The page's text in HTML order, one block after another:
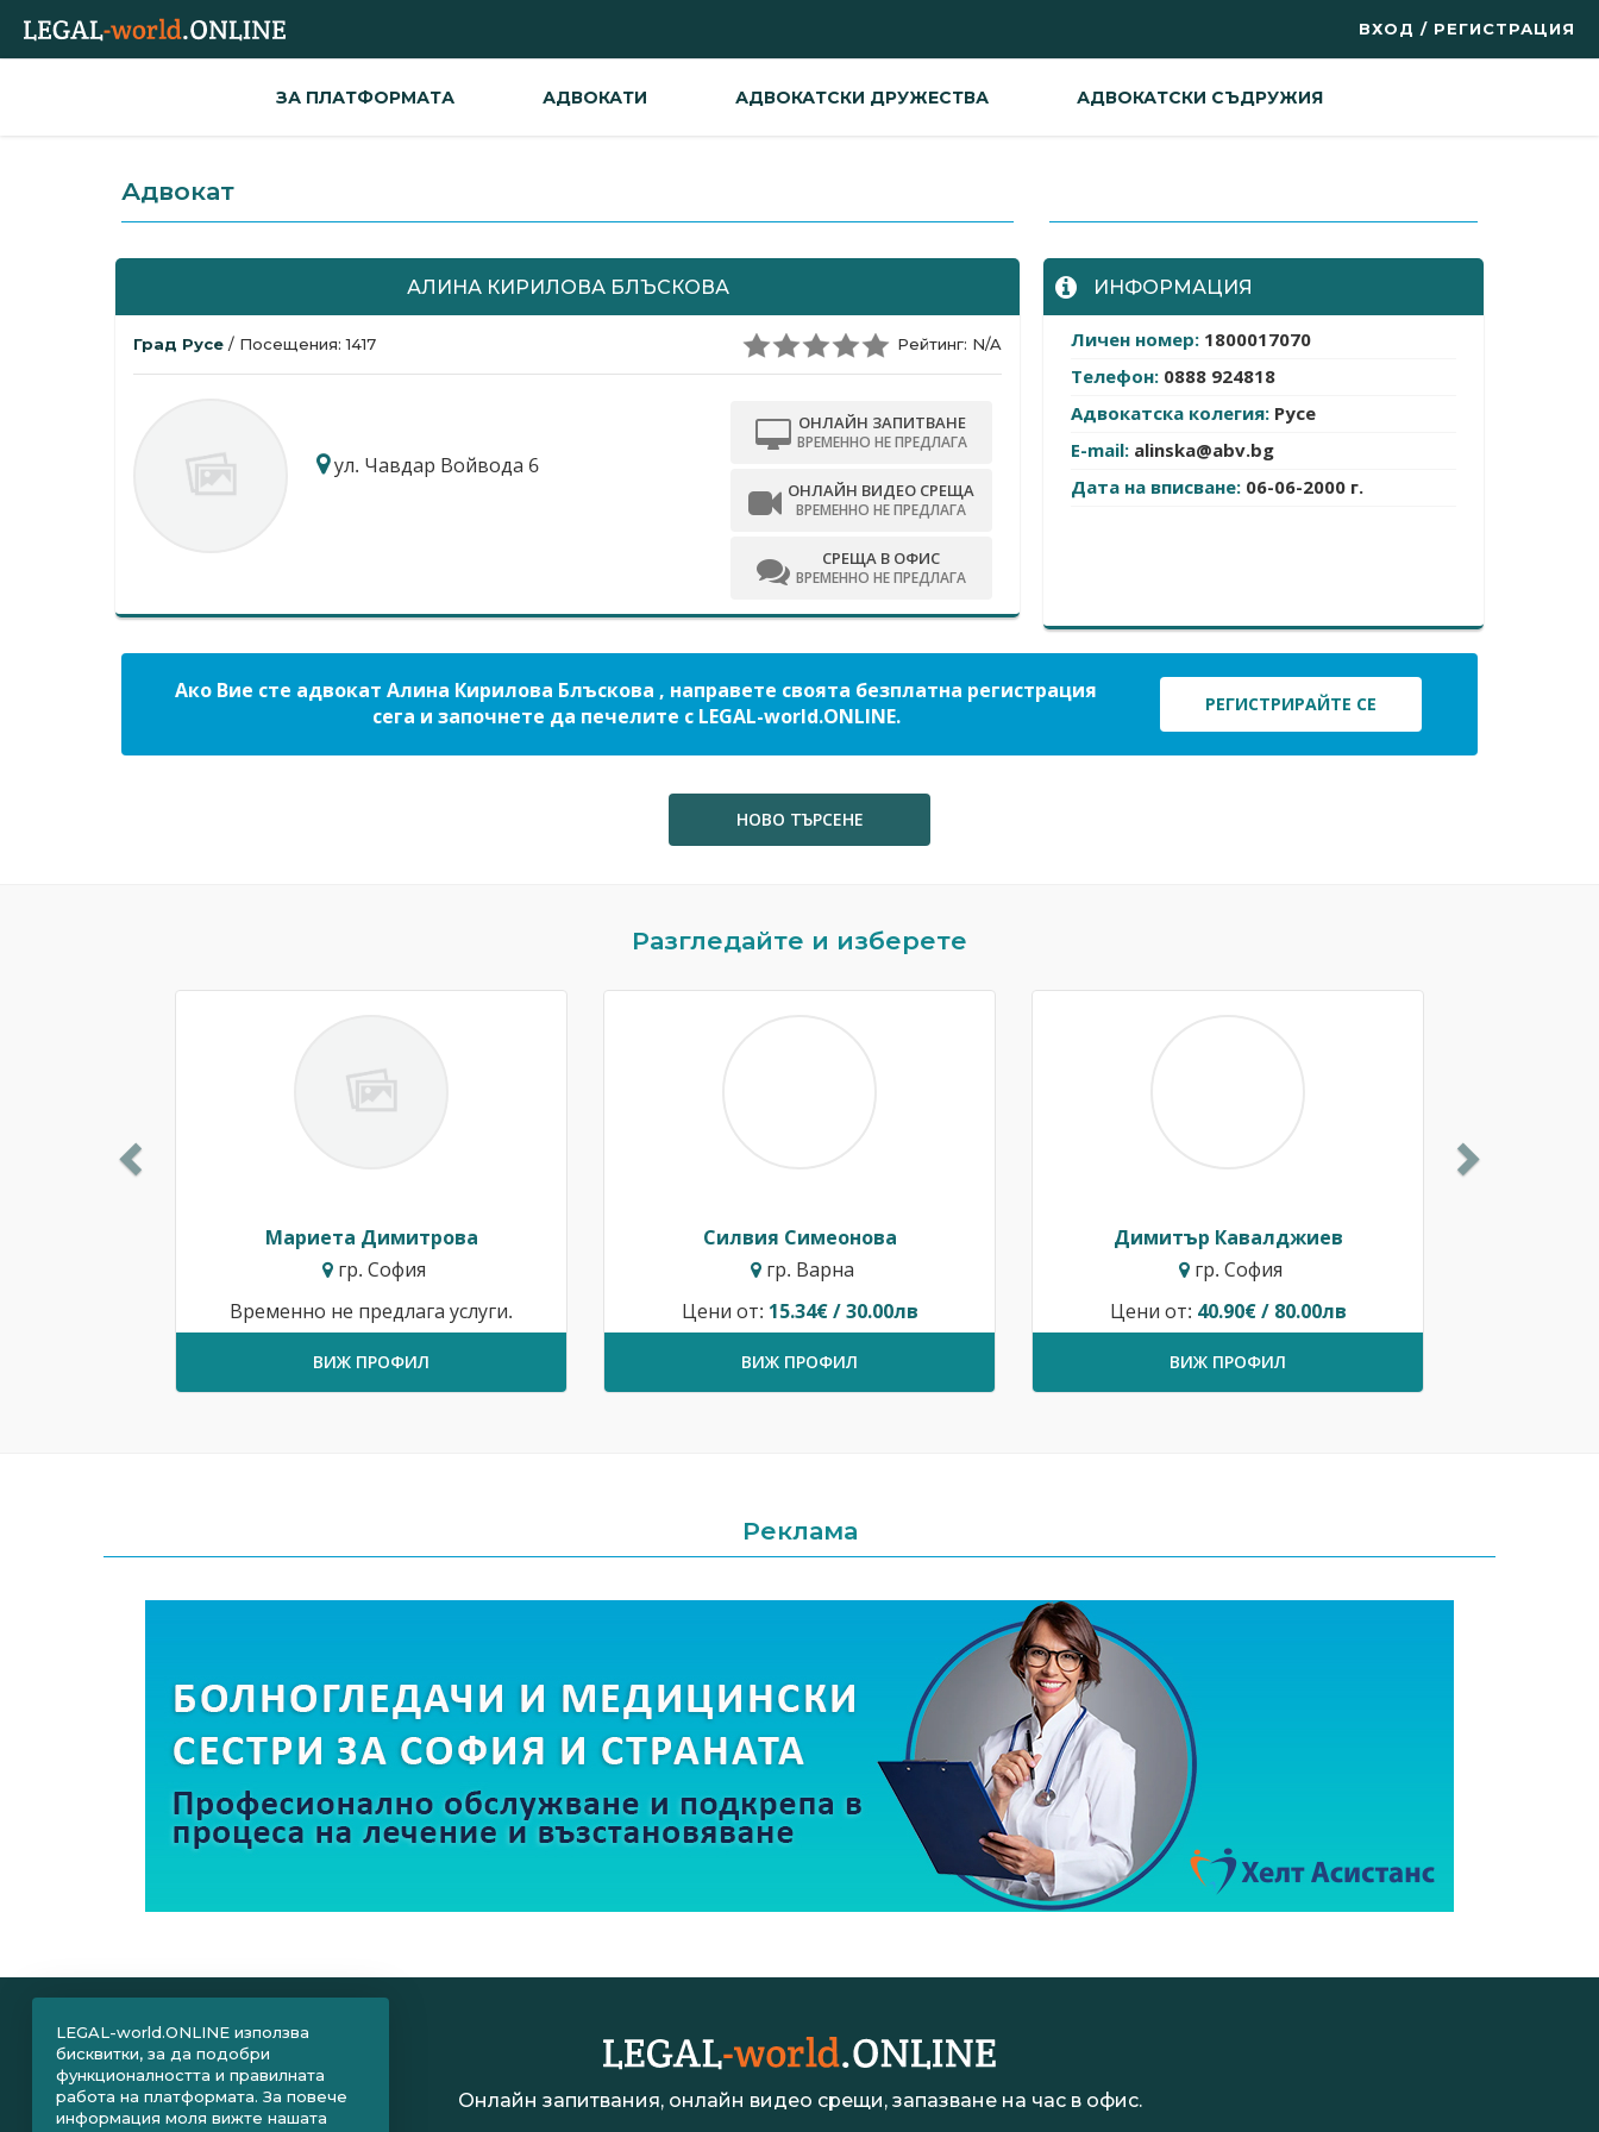
ВХОД / РЕГИСТРАЦИЯ
ЗА ПЛАТФОРМАТА АДВОКАТИ АДВОКАТСКИ ДРУЖЕСТВА АДВОКАТСКИ СЪДРУЖИЯ
Адвокат
АЛИНА КИРИЛОВА БЛЪСКОВА
Град Русе / Посещения: 1417 Рейтинг: N/A
ул. Чавдар Войвода 6
ОНЛАЙН ЗАПИТВАНЕ
ВРЕМЕННО НЕ ПРЕДЛАГА
ОНЛАЙН ВИДЕО СРЕЩА
ВРЕМЕННО НЕ ПРЕДЛАГА
СРЕЩА В ОФИС
ВРЕМЕННО НЕ ПРЕДЛАГА
ИНФОРМАЦИЯ
Личен номер: 1800017070
Телефон: 0888 924818
Адвокатска колегия: Русе
E-mail: alinska@abv.bg
Дата на вписване: 06-06-2000 г.
Ако Вие сте адвокат Алина Кирилова Блъскова , направете своята безплатна регистрация
сега и започнете да печелите с LEGAL-world.ONLINE.
РЕГИСТРИРАЙТЕ СЕ
НОВО ТЪРСЕНЕ
Разгледайте и изберете
Мариета Димитрова
гр. София
Временно не предлага услуги.
ВИЖ ПРОФИЛ
Силвия Симеонова
гр. Варна
Цени от: 15.34€ / 30.00лв
ВИЖ ПРОФИЛ
Димитър Кавалджиев
гр. София
Цени от: 40.90€ / 80.00лв
ВИЖ ПРОФИЛ
Реклама
Онлайн запитвания, онлайн видео срещи, запазване на час в офис.
LEGAL-world.ONLINE използва
бисквитки, за да подобри
функционалността и правилната
работа на платформата. За повече
информация моля вижте нашата